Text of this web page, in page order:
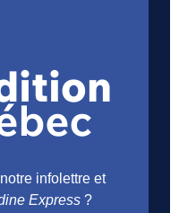
infolettre et
Express ?